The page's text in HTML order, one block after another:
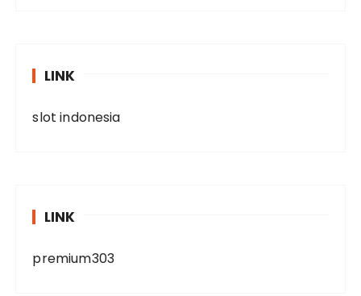
LINK
slot indonesia
LINK
premium303